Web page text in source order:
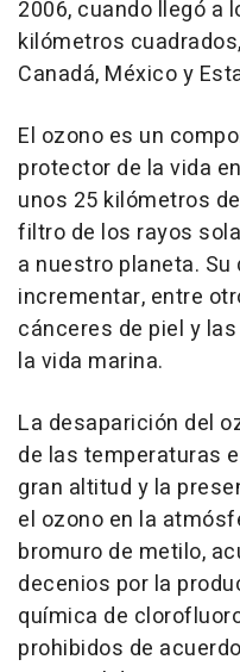
2006, cuando llegó a
kilómetros
Canadá, México y
El ozono es un
protector de la vida
unos 25 kilómetros
filtro de los rayos
a nuestro planeta.
incrementar, entre
cánceres de piel y
la vida marina.
La desaparición del
de las temperaturas
gran altitud y la
el ozono en la
bromuro de metilo,
decenios por la
química de
prohibidos de